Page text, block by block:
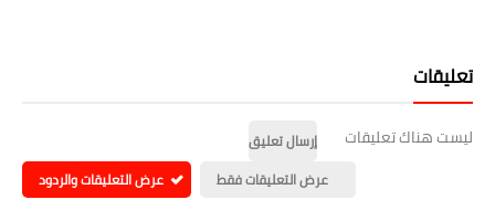
تعليقات
ليست هناك تعليقات
إرسال تعليق
عرض التعليقات فقط
عرض التعليقات والردود